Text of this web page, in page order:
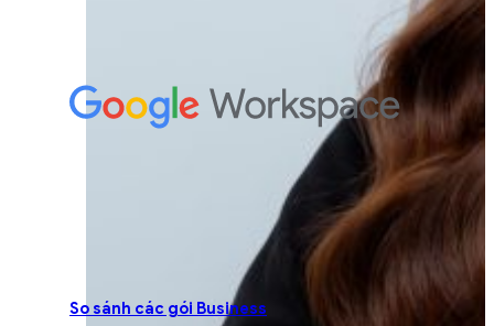
So sánh các gói Business